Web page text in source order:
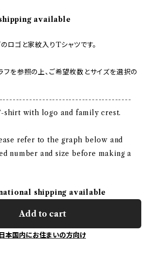
available
ロゴと家紋入りTシャツです。
フを参照の上、ご希望枚数とサイズを選択の
shirt with logo and family crest.
refer to the graph below and
number and size before making a
shipping available
Add to cart
日本国内にお住まいの方向け